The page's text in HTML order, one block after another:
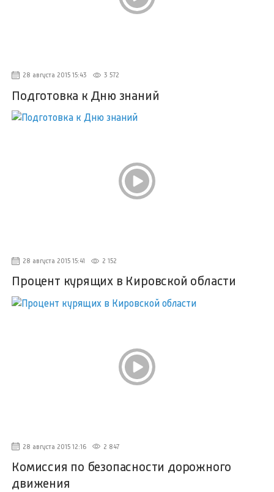
28 августа 2015 15:43 3 572
Подготовка к Дню знаний
28 августа 2015 15:41 2 152
Процент курящих в Кировской области
28 августа 2015 12:16 2 847
Комиссия по безопасности дорожного
движения